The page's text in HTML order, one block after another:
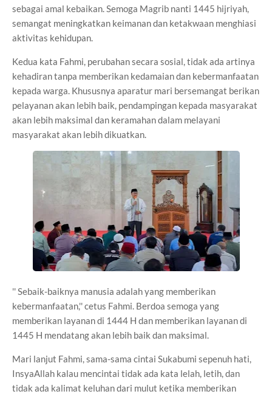
sebagai amal kebaikan. Semoga Magrib nanti 1445 hijriyah,
semangat meningkatkan keimanan dan ketakwaan menghiasi
aktivitas kehidupan.
Kedua kata Fahmi, perubahan secara sosial, tidak ada artinya
kehadiran tanpa memberikan kedamaian dan kebermanfaatan
kepada warga. Khususnya aparatur mari bersemangat berikan
pelayanan akan lebih baik, pendampingan kepada masyarakat
akan lebih maksimal dan keramahan dalam melayani
masyarakat akan lebih dikuatkan.
'' Sebaik-baiknya manusia adalah yang memberikan
kebermanfaatan,'' cetus Fahmi. Berdoa semoga yang
memberikan layanan di 1444 H dan memberikan layanan di
1445 H mendatang akan lebih baik dan maksimal.
Mari lanjut Fahmi, sama-sama cintai Sukabumi sepenuh hati,
InsyaAllah kalau mencintai tidak ada kata lelah, letih, dan
tidak ada kalimat keluhan dari mulut ketika memberikan